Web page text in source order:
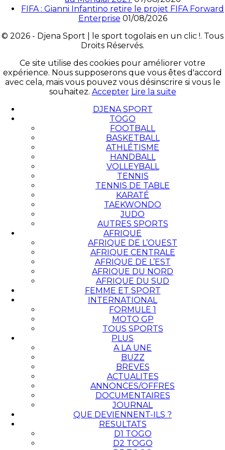
FIFA : Gianni Infantino retire le projet FIFA Forward
Enterprise 01/08/2026
© 2026 - Djena Sport | le sport togolais en un clic !. Tous
Droits Réservés.
Ce site utilise des cookies pour améliorer votre
expérience. Nous supposerons que vous êtes d'accord
avec cela, mais vous pouvez vous désinscrire si vous le
souhaitez. Accepter Lire la suite
DJENA SPORT
TOGO
FOOTBALL
BASKETBALL
ATHLÉTISME
HANDBALL
VOLLEYBALL
TENNIS
TENNIS DE TABLE
KARATÉ
TAEKWONDO
JUDO
AUTRES SPORTS
AFRIQUE
AFRIQUE DE L’OUEST
AFRIQUE CENTRALE
AFRIQUE DE L’EST
AFRIQUE DU NORD
AFRIQUE DU SUD
FEMME ET SPORT
INTERNATIONAL
FORMULE 1
MOTO GP
TOUS SPORTS
PLUS
A LA UNE
BUZZ
BREVES
ACTUALITES
ANNONCES/OFFRES
DOCUMENTAIRES
JOURNAL
QUE DEVIENNENT-ILS ?
RESULTATS
D1 TOGO
D2 TOGO